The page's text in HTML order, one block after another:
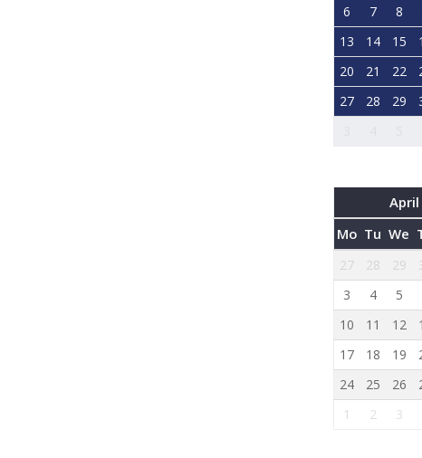
6
7 8
13
14 15
20
21 22
27
28 29
April
Mo Tu We
27 28 29
3
4 5
10
11 12
17
18 19
24
25 26
1
2 3